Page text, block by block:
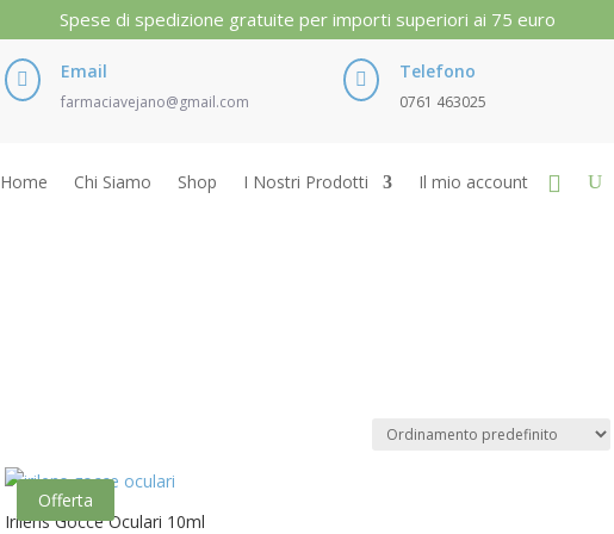
Spese di spedizione gratuite per importi superiori ai 75 euro
 Email
farmaciavejano@gmail.com
 Telefono
0761 463025
Home Chi Siamo Shop I Nostri Prodotti Il mio account
Offerta
Irilens Gocce Oculari 10ml